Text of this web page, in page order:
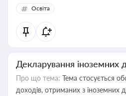
Освіта
Декларування іноземних
Про що тема: Тема стосується
доходів, отриманих з іноземних